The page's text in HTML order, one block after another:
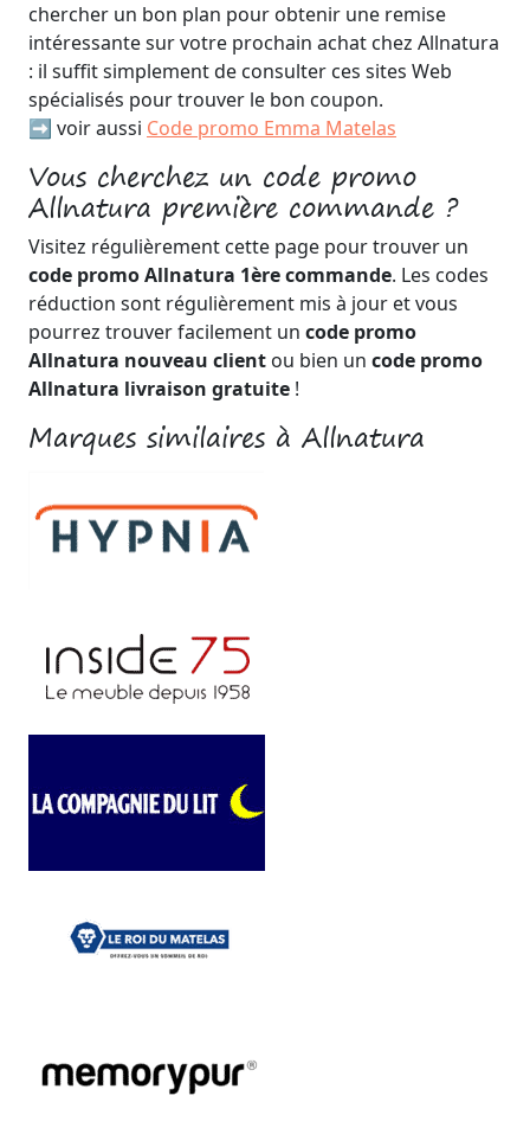
chercher un bon plan pour obtenir une remise
intéressante sur votre prochain achat chez Allnatura
: il suffit simplement de consulter ces sites Web
spécialisés pour trouver le bon coupon.
➡️ voir aussi Code promo Emma Matelas
Vous cherchez un code promo
Allnatura première commande ?
Visitez régulièrement cette page pour trouver un
code promo Allnatura 1ère commande. Les codes
réduction sont régulièrement mis à jour et vous
pourrez trouver facilement un code promo
Allnatura nouveau client ou bien un code promo
Allnatura livraison gratuite !
Marques similaires à Allnatura